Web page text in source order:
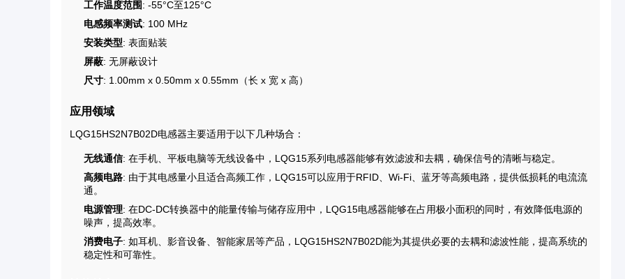
工作温度范围: -55°C至125°C
电感频率测试: 100 MHz
安装类型: 表面贴装
屏蔽: 无屏蔽设计
尺寸: 1.00mm x 0.50mm x 0.55mm（长 x 宽 x 高）
应用领域
LQG15HS2N7B02D电感器主要适用于以下几种场合：
无线通信: 在手机、平板电脑等无线设备中，LQG15系列电感器能够有效滤波和去耦，确保信号的清晰与稳定。
高频电路: 由于其电感量小且适合高频工作，LQG15可以应用于RFID、Wi-Fi、蓝牙等高频电路，提供低损耗的电流流
通。
电源管理: 在DC-DC转换器中的能量传输与储存应用中，LQG15电感器能够在占用极小面积的同时，有效降低电源的
噪声，提高效率。
消费电子: 如耳机、影音设备、智能家居等产品，LQG15HS2N7B02D能为其提供必要的去耦和滤波性能，提高系统的
稳定性和可靠性。